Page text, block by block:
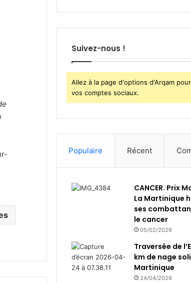
Suivez-nous !
Allez à la page d'options d'Arqam
vos comptes sociaux.
Populaire Récent
CANCER. Prix
La Martinique
ses
le cancer
05/02/2026
Traversée de
km de nage
Martinique
24/04/2026